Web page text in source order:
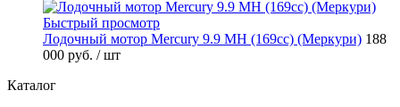
Быстрый просмотр
Лодочный мотор Mercury 9.9 MH (169cc) (Меркури) 188
000 руб. / шт
Каталог